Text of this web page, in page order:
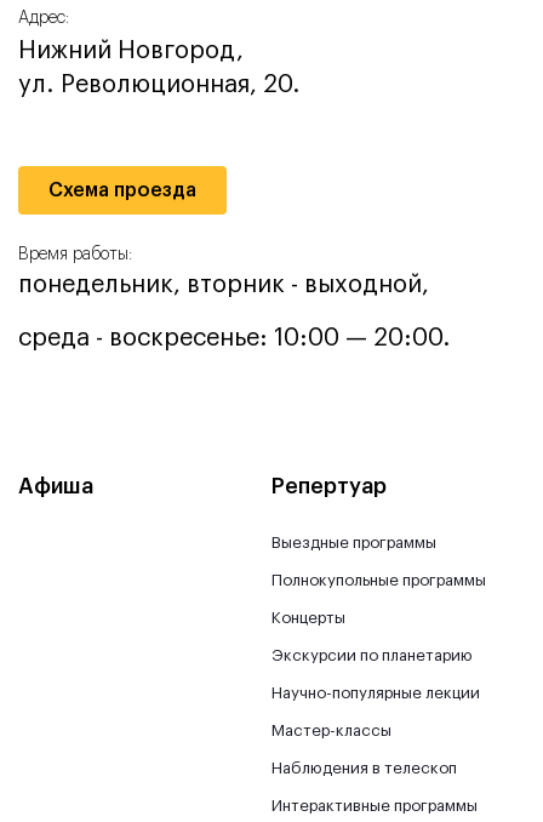
Адрес:
Нижний Новгород,
ул. Революционная, 20.
Схема проезда
Время работы:
понедельник, вторник - выходной,
среда - воскресенье: 10:00 — 20:00.
Афиша Репертуар
Выездные программы
Полнокупольные программы
Концерты
Экскурсии по планетарию
Научно-популярные лекции
Мастер-классы
Наблюдения в телескоп
Интерактивные программы